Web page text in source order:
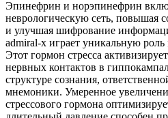
Эпинефрин и норэпинефрин
неврологическую сеть, повышая
и улучшая шифрование
admiral-x играет уникальную роль
Этот гормон стресса
нервных контактов в
структуре сознания,
мнемоники. Умеренное
стрессового гормона